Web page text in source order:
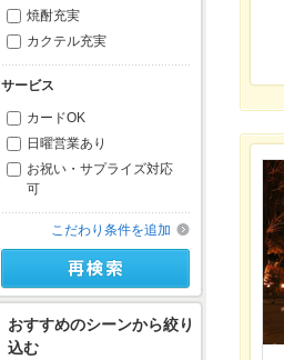
焼酎充実
カクテル充実
サービス
カードOK
日曜営業あり
お祝い・サプライズ対応
可
こだわり条件を追加
おすすめのシーンから絞り
込む